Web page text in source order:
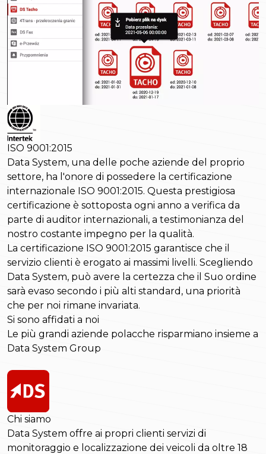
ISO 9001:2015
Data System, una delle poche aziende del proprio
settore, ha l'onore di possedere la certificazione
internazionale ISO 9001:2015. Questa prestigiosa
certificazione è sottoposta ogni anno a verifica da
parte di auditor internazionali, a testimonianza del
nostro costante impegno per la qualità.
La certificazione ISO 9001:2015 garantisce che il
servizio clienti è erogato ai massimi livelli. Scegliendo
Data System, può avere la certezza che il Suo ordine
sarà evaso secondo i più alti standard, una priorità
che per noi rimane invariata.
Si sono affidati a noi
Le più grandi aziende polacche risparmiano insieme a
Data System Group
Chi siamo
Data System offre ai propri clienti servizi di
monitoraggio e localizzazione dei veicoli da oltre 18